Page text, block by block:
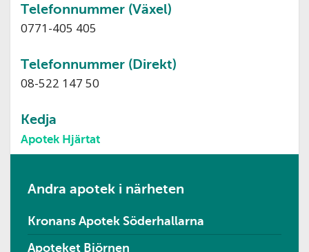
Telefonnummer (Växel)
0771-405 405
Telefonnummer (Direkt)
08-522 147 50
Kedja
Apotek Hjärtat
Andra apotek i närheten
Kronans Apotek Söderhallarna
Apoteket Björnen